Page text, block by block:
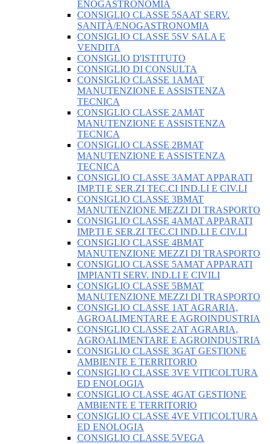
ENOGASTRONOMIA
CONSIGLIO CLASSE 5SAAT SERV.
SANITÀ/ENOGASTRONOMIA
CONSIGLIO CLASSE 5SV SALA E
VENDITA
CONSIGLIO D'ISTITUTO
CONSIGLIO DI CONSULTA
CONSIGLIO CLASSE 1AMAT
MANUTENZIONE E ASSISTENZA
TECNICA
CONSIGLIO CLASSE 2AMAT
MANUTENZIONE E ASSISTENZA
TECNICA
CONSIGLIO CLASSE 2BMAT
MANUTENZIONE E ASSISTENZA
TECNICA
CONSIGLIO CLASSE 3AMAT APPARATI
IMP.TI E SER.ZI TEC.CI IND.LI E CIV.LI
CONSIGLIO CLASSE 3BMAT
MANUTENZIONE MEZZI DI TRASPORTO
CONSIGLIO CLASSE 4AMAT APPARATI
IMP.TI E SER.ZI TEC.CI IND.LI E CIV.LI
CONSIGLIO CLASSE 4BMAT
MANUTENZIONE MEZZI DI TRASPORTO
CONSIGLIO CLASSE 5AMAT APPARATI
IMPIANTI SERV. IND.LI E CIVILI
CONSIGLIO CLASSE 5BMAT
MANUTENZIONE MEZZI DI TRASPORTO
CONSIGLIO CLASSE 1AT AGRARIA,
AGROALIMENTARE E AGROINDUSTRIA
CONSIGLIO CLASSE 2AT AGRARIA,
AGROALIMENTARE E AGROINDUSTRIA
CONSIGLIO CLASSE 3GAT GESTIONE
AMBIENTE E TERRITORIO
CONSIGLIO CLASSE 3VE VITICOLTURA
ED ENOLOGIA
CONSIGLIO CLASSE 4GAT GESTIONE
AMBIENTE E TERRITORIO
CONSIGLIO CLASSE 4VE VITICOLTURA
ED ENOLOGIA
CONSIGLIO CLASSE 5VEGA